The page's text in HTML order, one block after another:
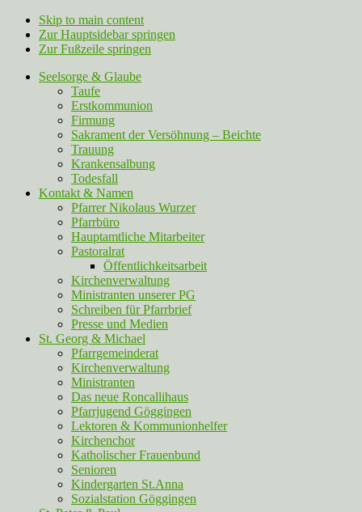
Skip to main content
Zur Hauptsidebar springen
Zur Fußzeile springen
Seelsorge & Glaube
Taufe
Erstkommunion
Firmung
Sakrament der Versöhnung – Beichte
Trauung
Krankensalbung
Todesfall
Kontakt & Namen
Pfarrer Nikolaus Wurzer
Pfarrbüro
Hauptamtliche Mitarbeiter
Pastoralrat
Öffentlichkeitsarbeit
Kirchenverwaltung
Ministranten unserer PG
Schreiben für Pfarrbrief
Presse und Medien
St. Georg & Michael
Pfarrgemeinderat
Kirchenverwaltung
Ministranten
Das neue Roncallihaus
Pfarrjugend Göggingen
Lektoren & Kommunionhelfer
Kirchenchor
Katholischer Frauenbund
Senioren
Kindergarten St.Anna
Sozialstation Göggingen